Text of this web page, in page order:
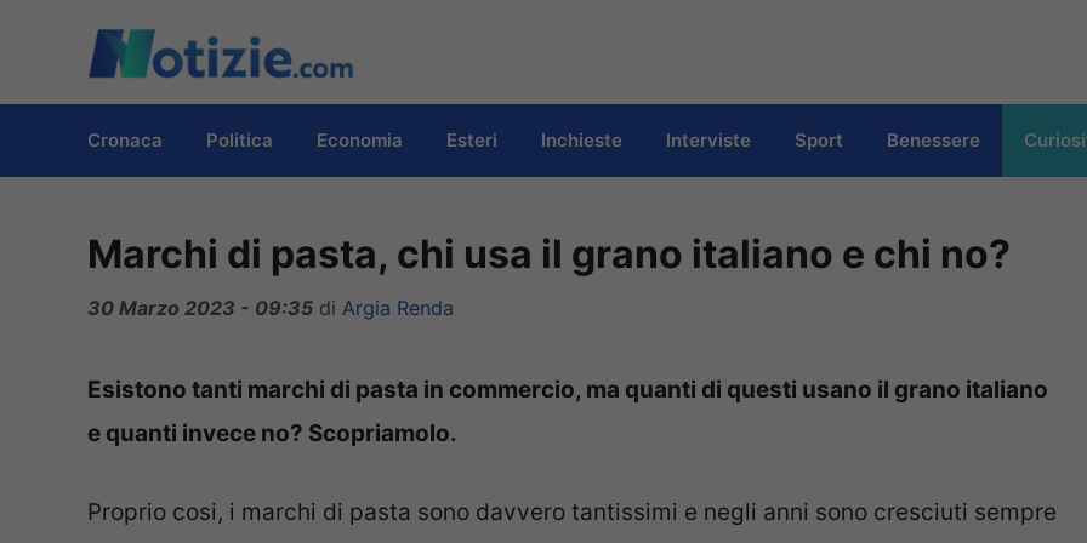
contenuto
Cronaca Politica Economia Esteri Inchieste Interviste Sport Benessere
Marchi di pasta, chi usa il grano italiano e chi no?
30 Marzo 2023 - 09:35 di Argia Renda
Esistono tanti marchi di pasta in commercio, ma quanti di questi usano il grano italiano
e quanti invece no? Scopriamolo.
Proprio cosi, i marchi di pasta sono davvero tantissimi e negli anni sono cresciuti sempre